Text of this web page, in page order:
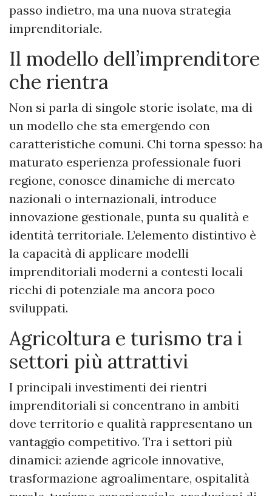
passo indietro, ma una nuova strategia
imprenditoriale.
Il modello dell’imprenditore
che rientra
Non si parla di singole storie isolate, ma di
un modello che sta emergendo con
caratteristiche comuni. Chi torna spesso: ha
maturato esperienza professionale fuori
regione, conosce dinamiche di mercato
nazionali o internazionali, introduce
innovazione gestionale, punta su qualità e
identità territoriale. L’elemento distintivo è
la capacità di applicare modelli
imprenditoriali moderni a contesti locali
ricchi di potenziale ma ancora poco
sviluppati.
Agricoltura e turismo tra i
settori più attrattivi
I principali investimenti dei rientri
imprenditoriali si concentrano in ambiti
dove territorio e qualità rappresentano un
vantaggio competitivo. Tra i settori più
dinamici: aziende agricole innovative,
trasformazione agroalimentare, ospitalità